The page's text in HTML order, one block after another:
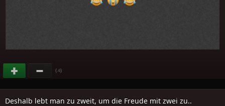
(-6)
Deshalb lebt man zu zweit, um die Freude mit zwei zu..